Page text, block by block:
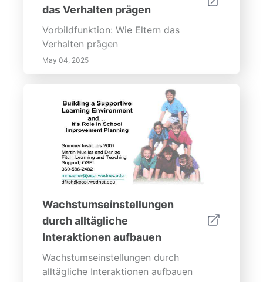
das Verhalten prägen
Vorbildfunktion: Wie Eltern das
Verhalten prägen
May 04, 2025
Wachstumseinstellungen
durch alltägliche
Interaktionen aufbauen
Wachstumseinstellungen durch
alltägliche Interaktionen aufbauen